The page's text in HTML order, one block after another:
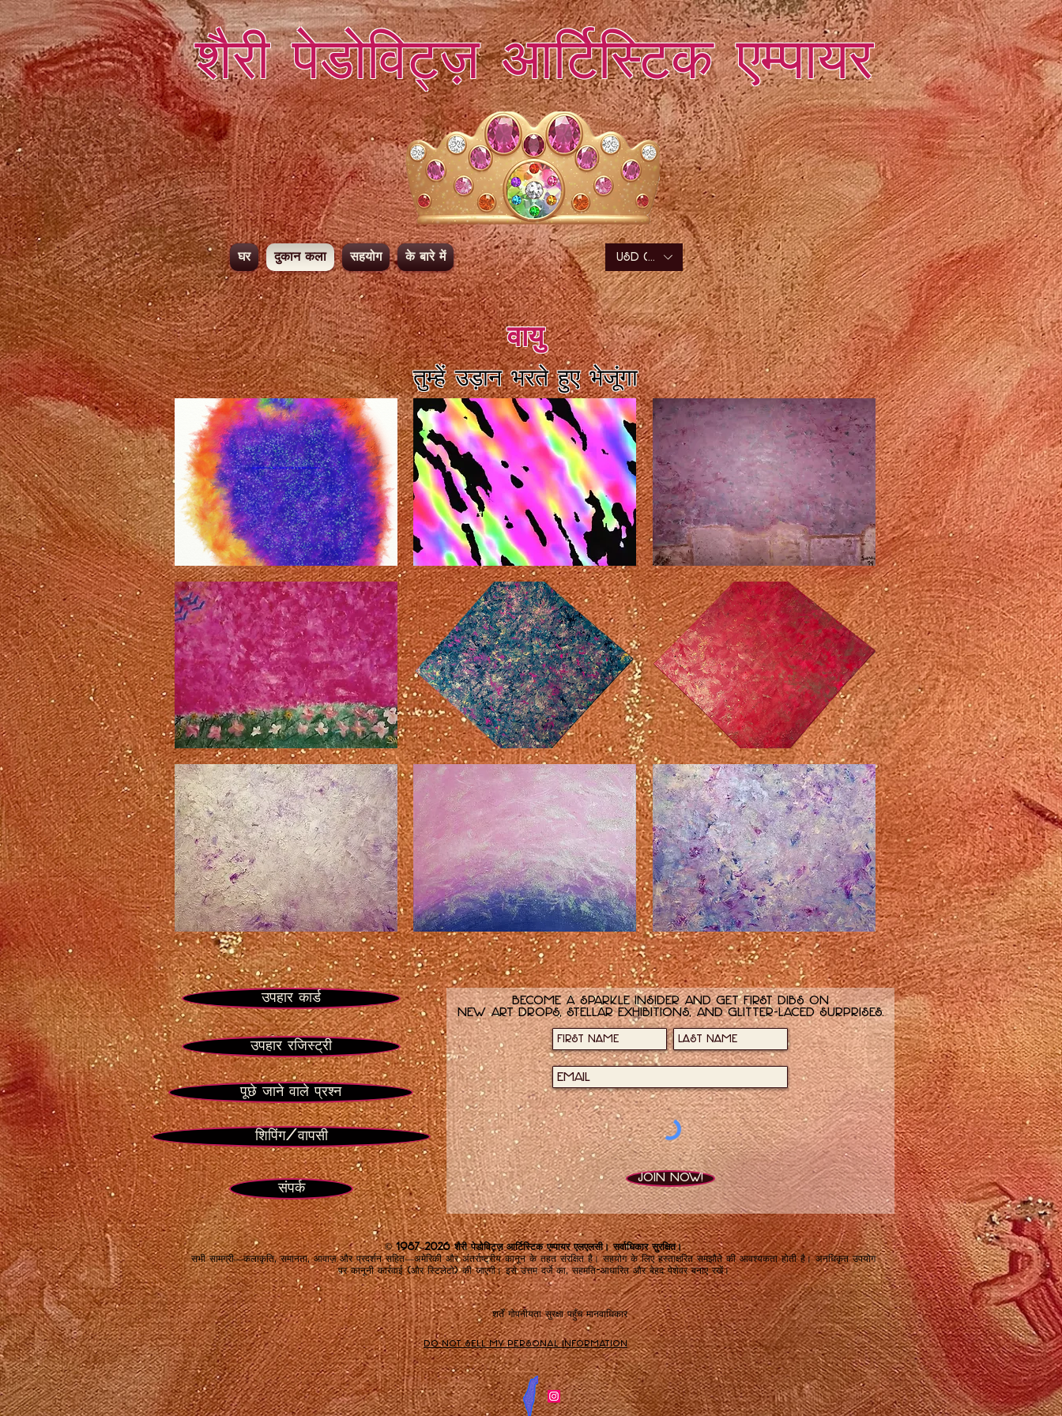
शैरी पेडोविट्ज़ आर्टिस्टिक एम्पायर
घर दुकान कला सहयोग के बारे में USD ($)
वायु
तुम्हें उड़ान भरते हुए भेजूंगा
बर्डी
लव
कलेक्शन
बैंग
बैंग
सिएलो
डे
लास
रोसास
सपना
स्वर्ग
का
किनारा
मैं
हमेशा
चमकता
रहता
हूँ
मैं
इसे
जीतता
हूं
वह
डटी
रही
चमकता
सितारा
उपहार कार्ड
उपहार रजिस्ट्री
पूछे जाने वाले प्रश्न
शिपिंग/वापसी
संपर्क
Become a sparkle insider and get first dibs on
new art drops, stellar exhibitions, and glitter-laced surprises.
Join now!
© 1987–2026 शैरी पेडोविट्ज़ आर्टिस्टिक एम्पायर एलएलसी। सर्वाधिकार सुरक्षित।
सभी सामग्री—कलाकृति, समानता, आवाज़ और प्रदर्शन सहित—अमेरिकी और अंतर्राष्ट्रीय कानून के तहत संरक्षित है। सहयोग के लिए हस्ताक्षरित समझौते की आवश्यकता होती है। अनधिकृत उपयोग
पर कानूनी कार्रवाई (और स्टिलेटो) की जाएगी। इसे उत्तम दर्जे का, सहमति-आधारित और बेहद पेशेवर बनाए रखें।
शर्तें गोपनीयता सुरक्षा पहुँच मानवाधिकार
Do Not Sell My Personal Information